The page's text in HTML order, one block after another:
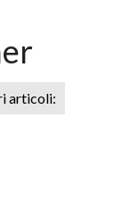
articoli: